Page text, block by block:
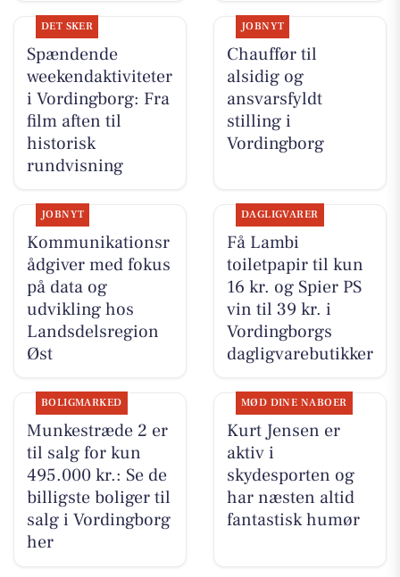
DET SKER
Spændende
weekendaktiviteter
i Vordingborg: Fra
film aften til
historisk
rundvisning
JOBNYT
Chauffør til
alsidig og
ansvarsfyldt
stilling i
Vordingborg
JOBNYT
Kommunikationsr
ådgiver med fokus
på data og
udvikling hos
Landsdelsregion
Øst
DAGLIGVARER
Få Lambi
toiletpapir til kun
16 kr. og Spier PS
vin til 39 kr. i
Vordingborgs
dagligvarebutikker
BOLIGMARKED
Munkestræde 2 er
til salg for kun
495.000 kr.: Se de
billigste boliger til
salg i Vordingborg
her
MØD DINE NABOER
Kurt Jensen er
aktiv i
skydesporten og
har næsten altid
fantastisk humør